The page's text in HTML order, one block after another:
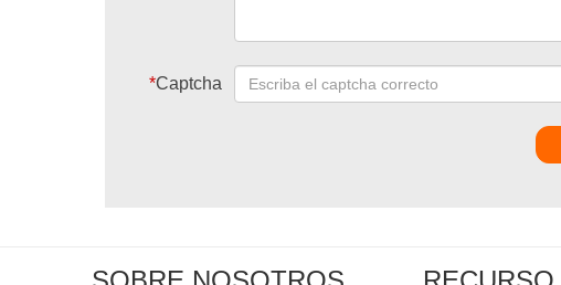
*Captcha